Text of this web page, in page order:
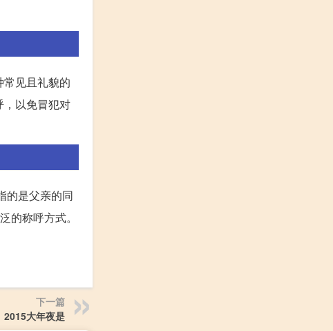
见且礼貌的
，以免冒犯对
的是父亲的同
的称呼方式。
下一篇
2015大年夜是